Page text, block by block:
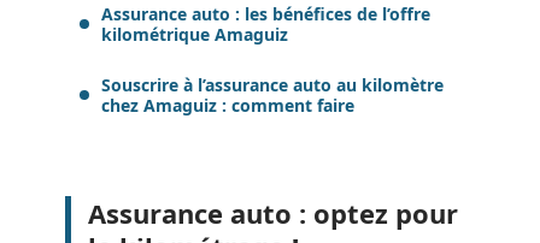
Assurance auto : les bénéfices de l’offre
kilométrique Amaguiz
Souscrire à l’assurance auto au kilomètre
chez Amaguiz : comment faire
Assurance auto : optez pour